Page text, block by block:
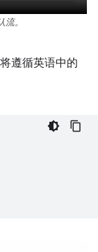
。
遵循英语中的